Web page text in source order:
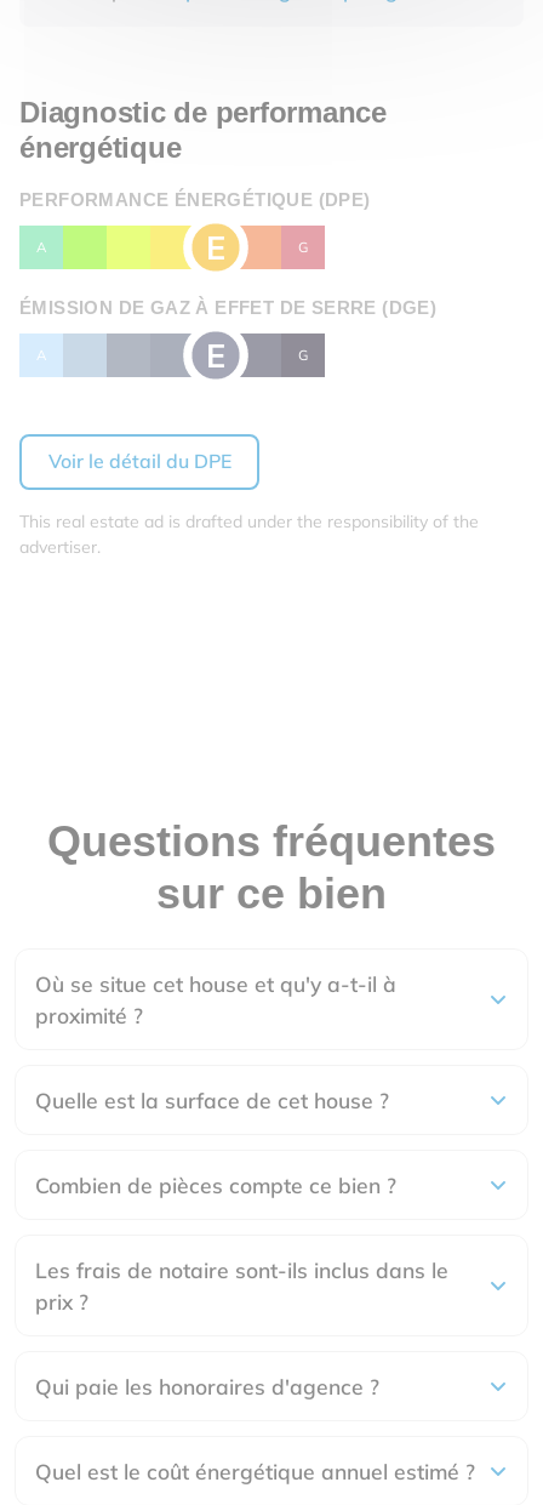
Diagnostic de performance
énergétique
PERFORMANCE ÉNERGÉTIQUE (DPE)
A E G
ÉMISSION DE GAZ À EFFET DE SERRE (DGE)
A E G
Voir le détail du DPE
This real estate ad is drafted under the responsibility of the
advertiser.
Questions fréquentes
sur ce bien
Où se situe cet house et qu'y a-t-il à
proximité ?
Quelle est la surface de cet house ?
Combien de pièces compte ce bien ?
Les frais de notaire sont-ils inclus dans le
prix ?
Qui paie les honoraires d'agence ?
Quel est le coût énergétique annuel estimé ?